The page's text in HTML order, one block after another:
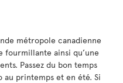
métropole canadienne
fourmillante ainsi qu’une
Passez du bon temps
au printemps et en été. Si